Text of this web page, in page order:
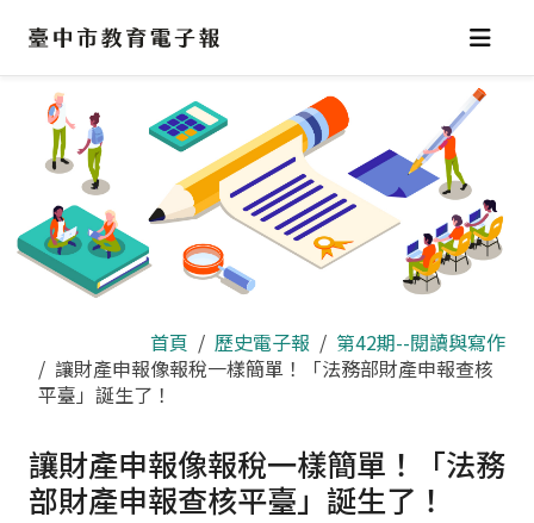
區
首頁 歷史電子報
第42期--閱讀與寫作
讓財產申報像報稅一樣簡單！「法務部財產申報查核
平臺」誕生了！
讓財產申報像報稅一樣簡單！「法務
部財產申報查核平臺」誕生了！